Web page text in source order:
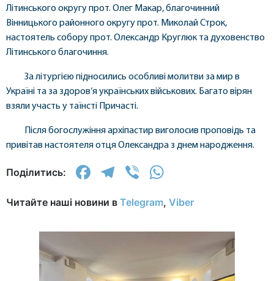
Літинського округу прот. Олег Макар, благочинний
Вінницького районного округу прот. Миколай Строк,
настоятель собору прот. Олександр Круглюк та духовенство
Літинського благочиння.
За літургією підносились особливі молитви за мир в
Україні та за здоров‘я українських військових. Багато вірян
взяли участь у таїнсті Причасті.
Після богослужіння архіпастир виголосив проповідь та
привітав настоятеля отця Олександра з днем народження.
Поділитись: Facebook
Telegram
Viber
Читайте наші новини в Telegram, Viber